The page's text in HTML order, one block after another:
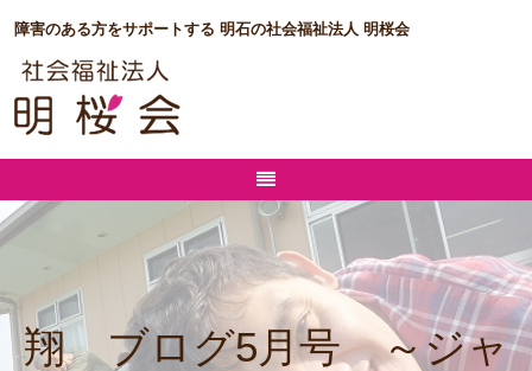
障害のある方をサポートする 明石の社会福祉法人 明桜会
翔 ブログ5月号 ～ジャ